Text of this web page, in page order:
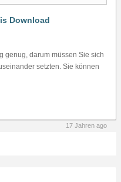
Download
genug, darum müssen Sie sich
setzten. Sie können
17 Jahren ago